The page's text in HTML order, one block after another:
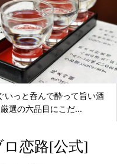
いっと呑んで酔って旨い酒
選の六品目にこだ...
恋路[公式]